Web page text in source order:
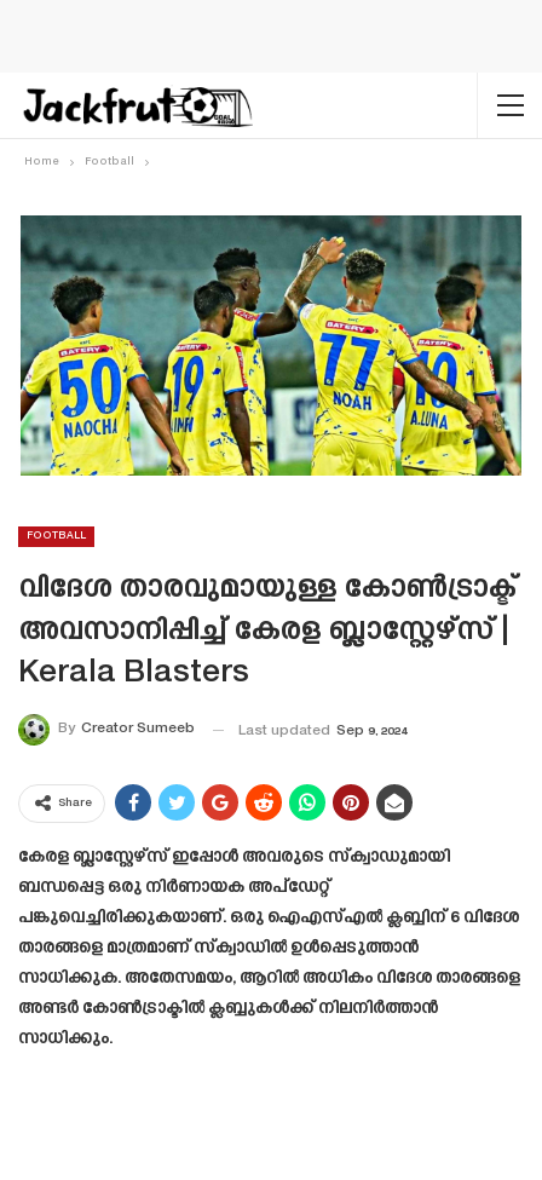
Home Football
FOOTBALL
വിദേശ താരവുമായുള്ള കോൺട്രാക്ട്
അവസാനിപ്പിച്ച് കേരള ബ്ലാസ്റ്റേഴ്‌സ് |
Kerala Blasters
By Creator Sumeeb Last updated Sep 9, 2024
Share
കേരള ബ്ലാസ്റ്റേഴ്സ് ഇപ്പോൾ അവരുടെ സ്ക്വാഡുമായി
ബന്ധപ്പെട്ട ഒരു നിർണായക അപ്ഡേറ്റ്
പങ്കുവെച്ചിരിക്കുകയാണ്. ഒരു ഐഎസ്എൽ ക്ലബ്ബിന് 6 വിദേശ
താരങ്ങളെ മാത്രമാണ് സ്‌ക്വാഡിൽ ഉൾപ്പെടുത്താൻ
സാധിക്കുക. അതേസമയം, ആറിൽ അധികം വിദേശ താരങ്ങളെ
അണ്ടർ കോൺട്രാക്ടിൽ ക്ലബ്ബുകൾക്ക് നിലനിർത്താൻ
സാധിക്കും.